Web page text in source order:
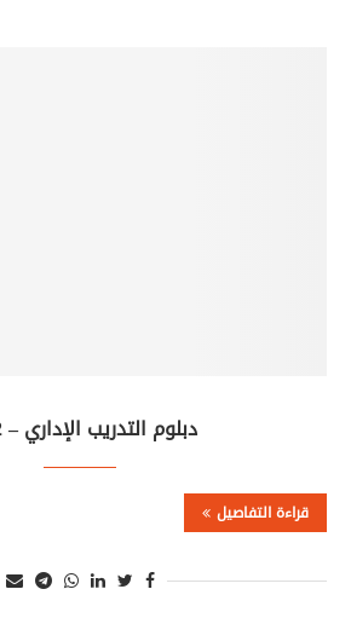
دبلوم التدريب الإداري – 2022
قراءة التفاصيل